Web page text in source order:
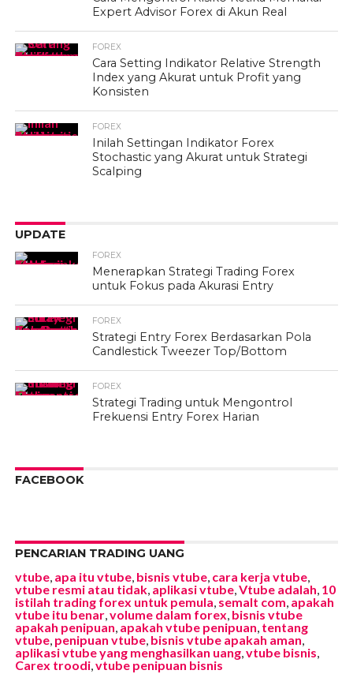
Expert Advisor Forex di Akun Real
FOREX
Cara Setting Indikator Relative Strength
Index yang Akurat untuk Profit yang
Konsisten
FOREX
Inilah Settingan Indikator Forex
Stochastic yang Akurat untuk Strategi
Scalping
UPDATE
FOREX
Menerapkan Strategi Trading Forex
untuk Fokus pada Akurasi Entry
FOREX
Strategi Entry Forex Berdasarkan Pola
Candlestick Tweezer Top/Bottom
FOREX
Strategi Trading untuk Mengontrol
Frekuensi Entry Forex Harian
FACEBOOK
PENCARIAN TRADING UANG
vtube, apa itu vtube, bisnis vtube, cara kerja vtube,
vtube resmi atau tidak, aplikasi vtube,Vtube adalah, 10
istilah trading forex untuk pemula, semalt com, apakah
vtube itu benar,volume dalam forex, bisnis vtube
apakah penipuan, apakah vtube penipuan, tentang
vtube, penipuan vtube, bisnis vtube apakah aman,
aplikasi vtube yang menghasilkan uang,vtube bisnis,
Carex troodi,vtube penipuan bisnis